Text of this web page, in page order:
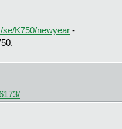
se/K750/newyear -